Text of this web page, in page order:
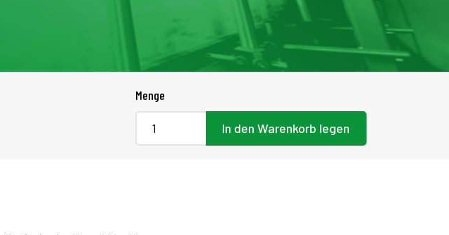
Menge
In den Warenkorb legen